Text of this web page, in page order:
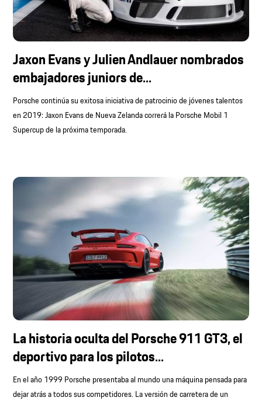
Jaxon Evans y Julien Andlauer nombrados
embajadores juniors de...
Porsche continúa su exitosa iniciativa de patrocinio de jóvenes talentos
en 2019: Jaxon Evans de Nueva Zelanda correrá la Porsche Mobil 1
Supercup de la próxima temporada.
La historia oculta del Porsche 911 GT3, el
deportivo para los pilotos...
En el año 1999 Porsche presentaba al mundo una máquina pensada para
dejar atrás a todos sus competidores. La versión de carretera de un